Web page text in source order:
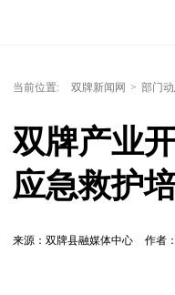
当前位置: 双牌新闻网 > 部门
双牌产业
应急救护
来源：双牌县融媒体中心 作者